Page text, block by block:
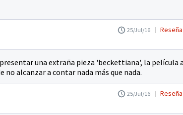
25/Jul/16
una extraña pieza 'beckettiana', la película
alcanzar a contar nada más que nada.
25/Jul/16